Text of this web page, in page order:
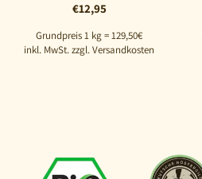
€12,95
Grundpreis 1 kg = 129,50€
inkl. MwSt. zzgl. Versandkosten